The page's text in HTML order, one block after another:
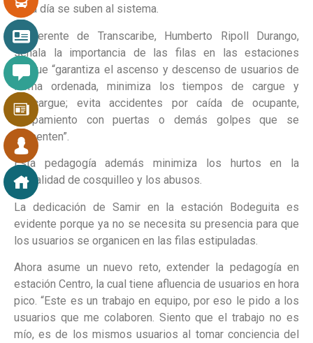
día a día se suben al sistema.
El gerente de Transcaribe, Humberto Ripoll Durango,
señala la importancia de las filas en las estaciones
porque “garantiza el ascenso y descenso de usuarios de
forma ordenada, minimiza los tiempos de cargue y
descargue; evita accidentes por caída de ocupante,
atrapamiento con puertas o demás golpes que se
presenten”.
Esta pedagogía además minimiza los hurtos en la
modalidad de cosquilleo y los abusos.
La dedicación de Samir en la estación Bodeguita es
evidente porque ya no se necesita su presencia para que
los usuarios se organicen en las filas estipuladas.
Ahora asume un nuevo reto, extender la pedagogía en
estación Centro, la cual tiene afluencia de usuarios en hora
pico. “Este es un trabajo en equipo, por eso le pido a los
usuarios que me colaboren. Siento que el trabajo no es
mío, es de los mismos usuarios al tomar conciencia del